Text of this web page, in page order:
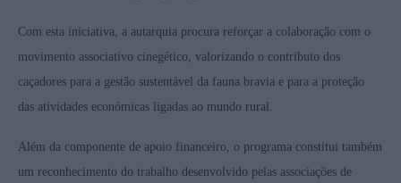
Com esta iniciativa, a autarquia procura reforçar a colaboração com o
movimento associativo cinegético, valorizando o contributo dos
caçadores para a gestão sustentável da fauna bravia e para a proteção
das atividades económicas ligadas ao mundo rural.
Além da componente de apoio financeiro, o programa constitui também
um reconhecimento do trabalho desenvolvido pelas associações de